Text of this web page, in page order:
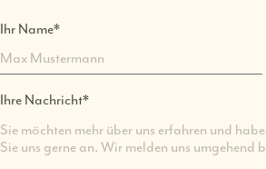
Pflichtfeld
Ihr Name*
Pflichtfeld
Ihre Nachricht*